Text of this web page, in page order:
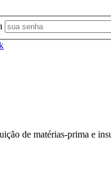
de matérias-prima e